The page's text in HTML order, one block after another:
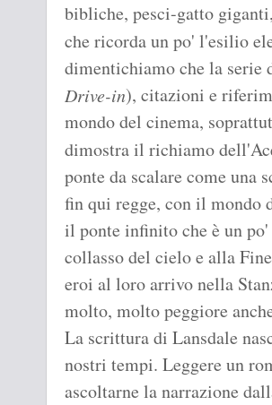
bibliche, pesci-gatto
che ricorda un po' l'esilio
dimentichiamo che la serie
Drive-in), citazioni e
mondo del cinema,
dimostra il richiamo
ponte da scalare come una
fin qui regge, con il mondo
il ponte infinito che è un
collasso del cielo e alla
eroi al loro arrivo nella
molto, molto peggiore
La scrittura di Lansdale
nostri tempi. Leggere un
ascoltarne la narrazione